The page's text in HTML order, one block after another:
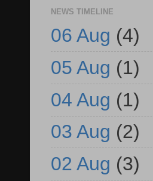
NEWS TIMELINE
06 Aug (4)
05 Aug (1)
04 Aug (1)
03 Aug (2)
02 Aug (3)